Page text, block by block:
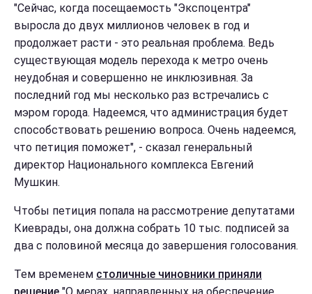
"Сейчас, когда посещаемость "Экспоцентра"
выросла до двух миллионов человек в год и
продолжает расти - это реальная проблема. Ведь
существующая модель перехода к метро очень
неудобная и совершенно не инклюзивная. За
последний год мы несколько раз встречались с
мэром города. Надеемся, что администрация будет
способствовать решению вопроса. Очень надеемся,
что петиция поможет", - сказал генеральный
директор Национального комплекса Евгений
Мушкин.
Чтобы петиция попала на рассмотрение депутатами
Киеврады, она должна собрать 10 тыс. подписей за
два с половиной месяца до завершения голосования.
Тем временем столичные чиновники приняли